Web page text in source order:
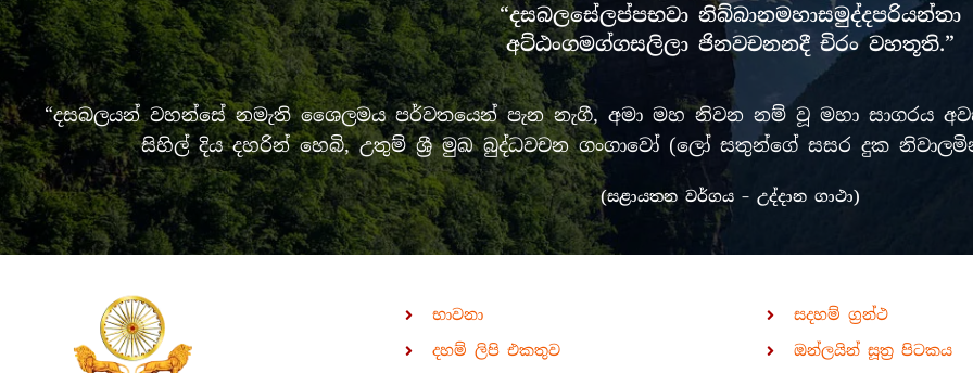
“දසබලසේලප්පභවා නිබ්බානමහාසමුද්දපරියන්තා
අට්ඨංගමග්ගසලිලා ජිනවචනනදී චිරං වහතූති.”
“දසබලයන් වහන්සේ නමැති ශෛලමය පර්වතයෙන් පැන නැගී, අමා මහ නිවන නම් වූ මහා සාගරය
සිහිල් දිය දහරින් හෙබි, උතුම් ශ්‍රී මුඛ බුද්ධවචන ගංගාවෝ (ලෝ සතුන්ගේ සසර දුක
(සළායතන වර්ගය – උද්දාන ගාථා)
භාවනා
දහම් ලිපි එකතුව
සදහම් ග්‍රන්ථ
ඔන්ලයින් සූත්‍ර පිටකය